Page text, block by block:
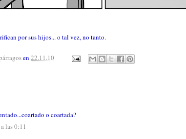
por sus hijos... o tal vez, no tanto.
en 22.11.10
o coartada?
las 0:11